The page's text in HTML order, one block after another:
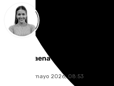
Natalia Baena
sábado, 23 mayo 2026, 08:53